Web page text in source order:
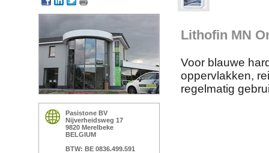
Pasistone BV
Nijverheidsweg 17
9820 Merelbeke
BELGIUM
BTW: BE 0836.499.591
Lithofin MN
Voor blauwe
oppervlakken,
regelmatig